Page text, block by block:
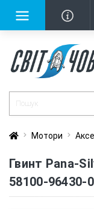
Мотори
Гвинт Pana-
58100-96430-